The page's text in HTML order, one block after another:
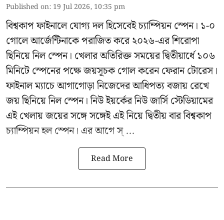
Published on: 19 Jul 2026, 10:35 pm
বিশ্বকাপ ফাইনালে যোগ্য দল হিসেবেই চ্যাম্পিয়ন স্পেন। ১-০
গোলে আর্জেন্টিনাকে পরাজিত করে ২০২৬-এর শিরোপা
ছিনিয়ে নিল স্পেন। খেলার অতিরিক্ত সময়ের দ্বিতীয়ার্ধে ১০৬
মিনিটে স্পেনের পক্ষে জয়সূচক গোল করেন ফেরান টোরেস।
ফাইনাল ম্যাচে আগাগোড়া নিজেদের আধিপত্য বজায় রেখে
জয় ছিনিয়ে নিল স্পেন। নিউ ইয়র্কের নিউ জার্সি স্টেডিয়ামের
এই খেলায় জয়ের সঙ্গে সঙ্গেই এই নিয়ে দ্বিতীয় বার বিশ্বকাপ
চ্যাম্পিয়ন হল স্পেন। এর আগে স্ ...
Read More